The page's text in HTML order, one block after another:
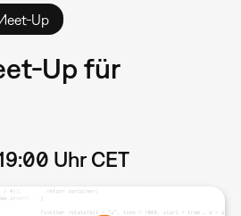
Up
Up für
Uhr CET